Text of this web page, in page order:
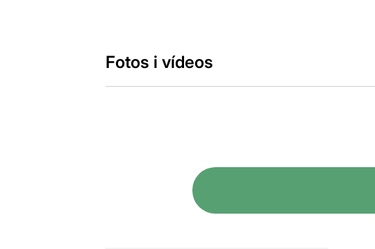
Fotos i vídeos